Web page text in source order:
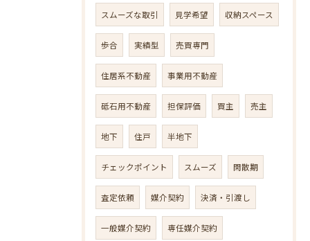
スムーズな取引 見学希望 収納スペース
歩合 実績型 売買専門
住居系不動産 事業用不動産
砥石用不動産 担保評価 買主 売主
地下 住戸 半地下
チェックポイント スムーズ 閑散期
査定依頼 媒介契約 決済・引渡し
一般媒介契約 専任媒介契約